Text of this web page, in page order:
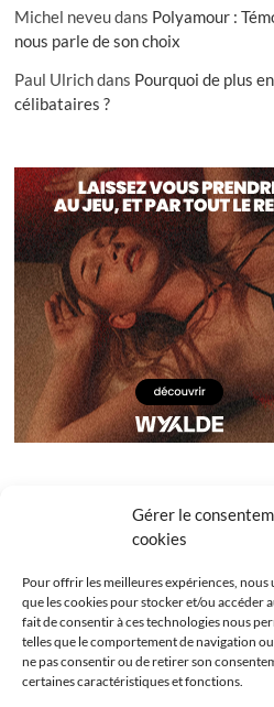
Gérer le
cookies
Pour offrir les meilleures expériences, nous
que les cookies pour stocker et/ou accéder
fait de consentir à ces technologies nous
telles que le comportement de navigation
ne pas consentir ou de retirer son
certaines caractéristiques et fonctions.
Michel neveudans Polyamour :
nous parle de son choix
Paul Ulrichdans Pourquoi de plus
célibataires ?